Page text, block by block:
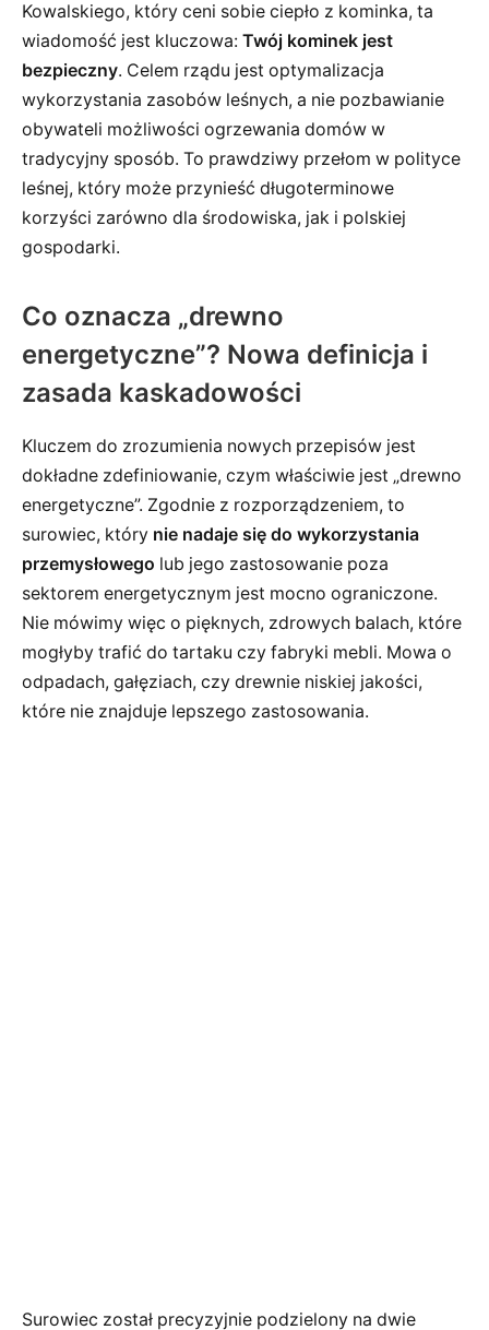
Kowalskiego, który ceni sobie ciepło z kominka, ta
wiadomość jest kluczowa: Twój kominek jest
bezpieczny. Celem rządu jest optymalizacja
wykorzystania zasobów leśnych, a nie pozbawianie
obywateli możliwości ogrzewania domów w
tradycyjny sposób. To prawdziwy przełom w polityce
leśnej, który może przynieść długoterminowe
korzyści zarówno dla środowiska, jak i polskiej
gospodarki.
Co oznacza „drewno
energetyczne”? Nowa definicja i
zasada kaskadowości
Kluczem do zrozumienia nowych przepisów jest
dokładne zdefiniowanie, czym właściwie jest „drewno
energetyczne”. Zgodnie z rozporządzeniem, to
surowiec, który nie nadaje się do wykorzystania
przemysłowego lub jego zastosowanie poza
sektorem energetycznym jest mocno ograniczone.
Nie mówimy więc o pięknych, zdrowych balach, które
mogłyby trafić do tartaku czy fabryki mebli. Mowa o
odpadach, gałęziach, czy drewnie niskiej jakości,
które nie znajduje lepszego zastosowania.
Surowiec został precyzyjnie podzielony na dwie